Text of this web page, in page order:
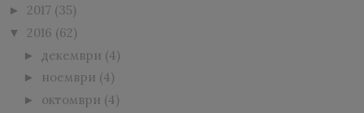
► 2017 (35)
▼ 2016 (62)
► декември (4)
► ноември (4)
► октомври (4)